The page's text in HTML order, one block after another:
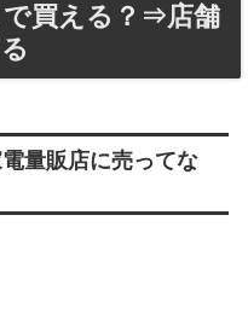
買える？⇒店舗
量販店に売ってな